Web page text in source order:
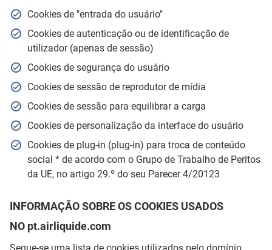
Cookies de "entrada do usuário"
Cookies de autenticação ou de identificação de
utilizador (apenas de sessão)
Cookies de segurança do usuário
Cookies de sessão de reprodutor de mídia
Cookies de sessão para equilibrar a carga
Cookies de personalização da interface do usuário
Cookies de plug-in (plug-in) para troca de conteúdo
social * de acordo com o Grupo de Trabalho de Peritos
da UE, no artigo 29.º do seu Parecer 4/20123
INFORMAÇÃO SOBRE OS COOKIES USADOS
NO pt.airliquide.com